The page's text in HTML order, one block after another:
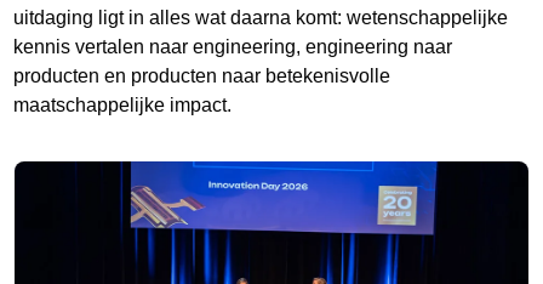
uitdaging ligt in alles wat daarna komt: wetenschappelijke
kennis vertalen naar engineering, engineering naar
producten en producten naar betekenisvolle
maatschappelijke impact.